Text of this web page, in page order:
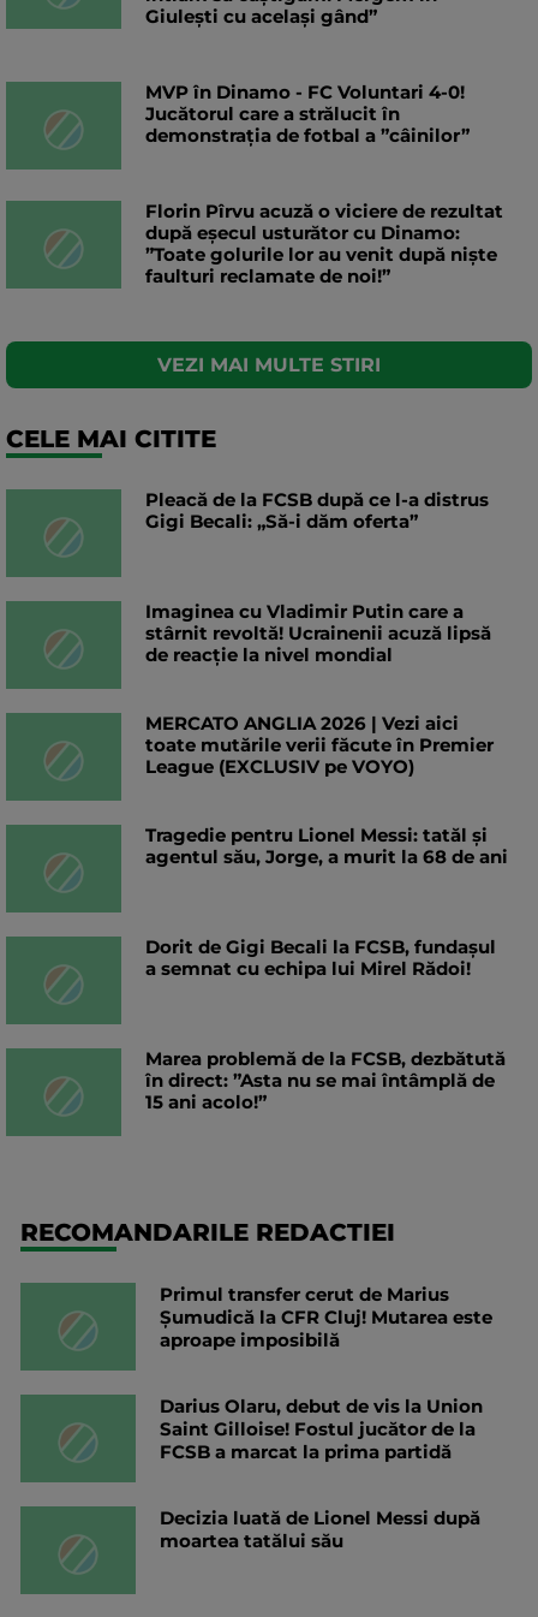
Giulești cu același gând”
MVP în Dinamo - FC Voluntari 4-0!
Jucătorul care a strălucit în
demonstrația de fotbal a ”câinilor”
Florin Pîrvu acuză o viciere de rezultat
după eșecul usturător cu Dinamo:
”Toate golurile lor au venit după niște
faulturi reclamate de noi!”
VEZI MAI MULTE STIRI
CELE MAI CITITE
Pleacă de la FCSB după ce l-a distrus
Gigi Becali: „Să-i dăm oferta”
Imaginea cu Vladimir Putin care a
stârnit revoltă! Ucrainenii acuză lipsă
de reacție la nivel mondial
MERCATO ANGLIA 2026 | Vezi aici
toate mutările verii făcute în Premier
League (EXCLUSIV pe VOYO)
Tragedie pentru Lionel Messi: tatăl și
agentul său, Jorge, a murit la 68 de ani
Dorit de Gigi Becali la FCSB, fundașul
a semnat cu echipa lui Mirel Rădoi!
Marea problemă de la FCSB, dezbătută
în direct: ”Asta nu se mai întâmplă de
15 ani acolo!”
RECOMANDARILE REDACTIEI
Primul transfer cerut de Marius
Șumudică la CFR Cluj! Mutarea este
aproape imposibilă
Darius Olaru, debut de vis la Union
Saint Gilloise! Fostul jucător de la
FCSB a marcat la prima partidă
Decizia luată de Lionel Messi după
moartea tatălui său